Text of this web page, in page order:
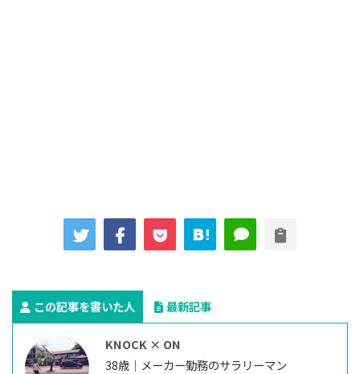
この記事を書いた人 最新記事
KNOCK × ON
38歳｜メーカー勤務のサラリーマン